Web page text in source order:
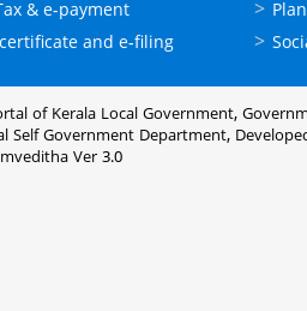
& e-payment
and e-filing
of Kerala Local Government,
Self Government Department,
Ver 3.0